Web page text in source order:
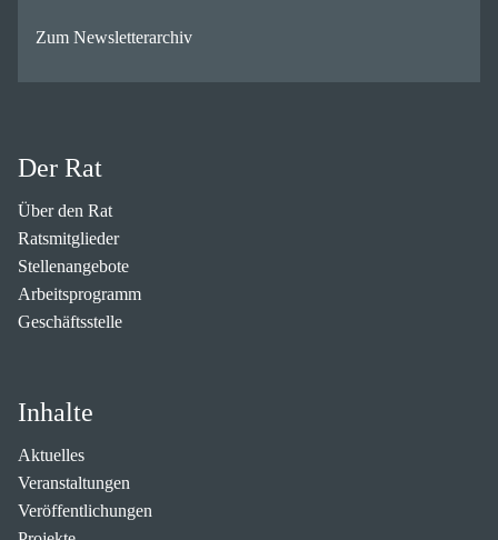
Zum Newsletterarchiv
Der Rat
Über den Rat
Ratsmitglieder
Stellenangebote
Arbeitsprogramm
Geschäftsstelle
Inhalte
Aktuelles
Veranstaltungen
Veröffentlichungen